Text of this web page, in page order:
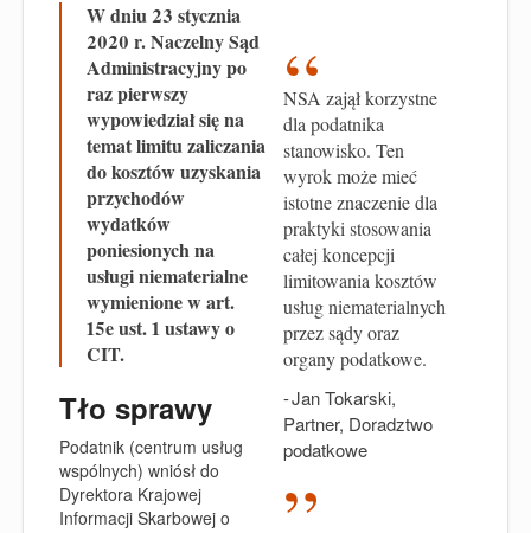
NSA zajął korzystne
dla podatnika
stanowisko. Ten
wyrok może mieć
istotne znaczenie dla
praktyki stosowania
całej koncepcji
limitowania kosztów
usług niematerialnych
przez sądy oraz
organy podatkowe.
Jan Tokarski,
Partner, Doradztwo
podatkowe
W dniu 23 stycznia
2020 r. Naczelny Sąd
Administracyjny po
raz pierwszy
wypowiedział się na
temat limitu zaliczania
do kosztów uzyskania
przychodów
wydatków
poniesionych na
usługi niematerialne
wymienione w art.
15e ust. 1 ustawy o
CIT.
Tło sprawy
Podatnik (centrum usług
wspólnych) wniósł do
Dyrektora Krajowej
Informacji Skarbowej o